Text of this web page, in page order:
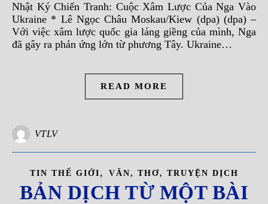
Nhật Ký Chiến Tranh: Cuộc Xâm Lược Của Nga Vào
Ukraine * Lê Ngọc Châu Moskau/Kiew (dpa) (dpa) –
Với việc xâm lược quốc gia láng giềng của mình, Nga
đã gây ra phản ứng lớn từ phương Tây. Ukraine…
READ MORE
VTLV
TIN THẾ GIỚI , VĂN, THƠ, TRUYỆN DỊCH
BẢN DỊCH TỪ MỘT BÀI